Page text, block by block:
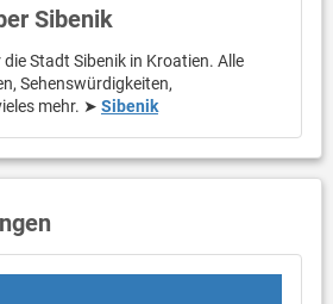
Sibenik
die Stadt Sibenik in Kroatien. Alle
Sehenswürdigkeiten,
mehr. ➤ Sibenik